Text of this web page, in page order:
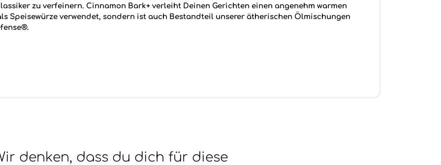
zu verfeinern. Cinnamon Bark+ verleiht Deinen Gerichten einen angenehm warmen
Speisewürze verwendet, sondern ist auch Bestandteil unserer ätherischen Ölmischungen
denken, dass du dich für diese